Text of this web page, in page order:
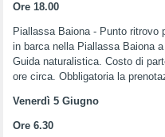
Ore 18.00
Piallassa Baiona - Punto ritrovo
in barca nella Piallassa Baiona
Guida naturalistica. Costo di
ore circa. Obbligatoria la
Venerdì 5 Giugno
Ore 6.30